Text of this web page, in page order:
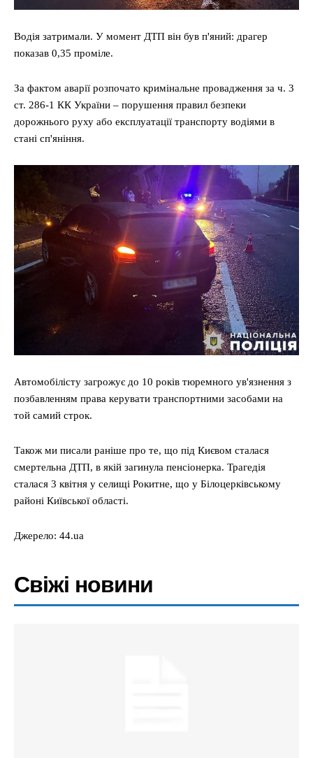
Водія затримали. У момент ДТП він був п'яний: драгер
показав 0,35 проміле.
За фактом аварії розпочато кримінальне провадження за ч. 3
ст. 286-1 КК України – порушення правил безпеки
дорожнього руху або експлуатації транспорту водіями в
стані сп'яніння.
Автомобілісту загрожує до 10 років тюремного ув'язнення з
позбавленням права керувати транспортними засобами на
той самий строк.
Також ми писали раніше про те, що під Києвом сталася
смертельна ДТП, в якій загинула пенсіонерка. Трагедія
сталася 3 квітня у селищі Рокитне, що у Білоцерківському
районі Київської області.
Джерело: 44.ua
Свіжі новини